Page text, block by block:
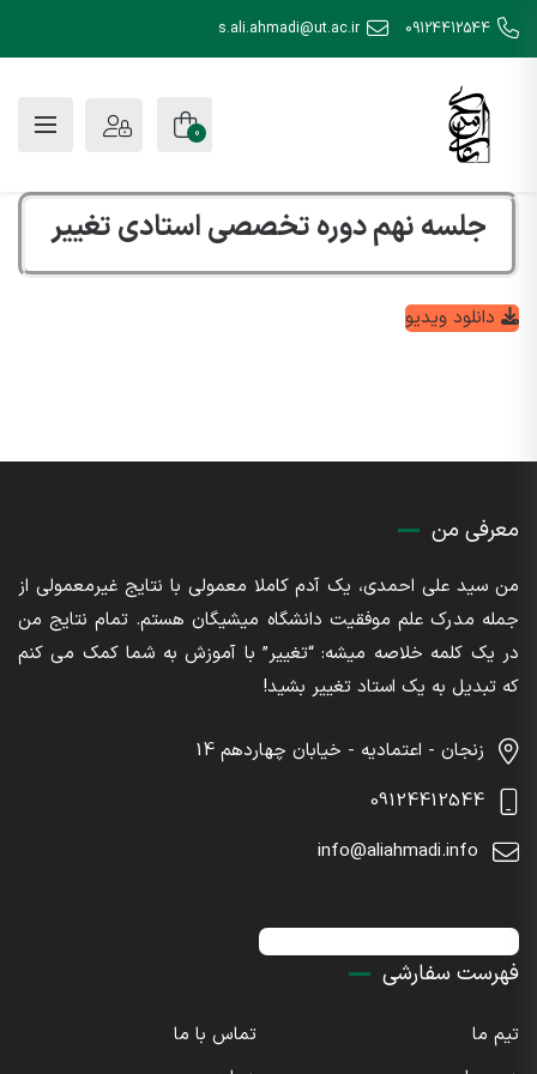
09124412544
s.ali.ahmadi@ut.ac.ir
0
جلسه نهم دوره تخصصی استادی تغییر
دانلود ویدیو
معرفی من
من سید علی احمدی، یک آدم کاملا معمولی با نتایج غیرمعمولی از
جمله مدرک علم موفقیت دانشگاه میشیگان هستم. تمام نتایج من
در یک کلمه خلاصه میشه: “تغییر” با آموزش به شما کمک می کنم
که تبدیل به یک استاد تغییر بشید!
زنجان - اعتمادیه - خیابان چهاردهم 14
09124412544
info@aliahmadi.info
فهرست سفارشی
تیم ما
تماس با ما